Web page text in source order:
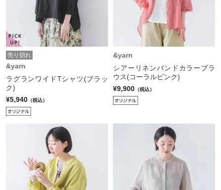
売り切れ
&yarn
ラグランワイドTシャツ(ブラッ
ク)
¥5,940 （税込）
&yarn
シアーリネンバンドカラーブラ
ウス(コーラルピンク)
¥9,900 （税込）